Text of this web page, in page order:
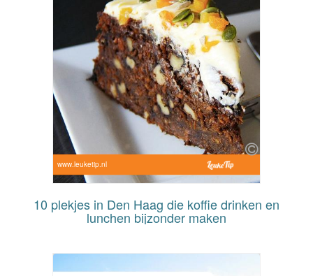
www.leuketip.nl
10 plekjes in Den Haag die koffie drinken en
lunchen bijzonder maken